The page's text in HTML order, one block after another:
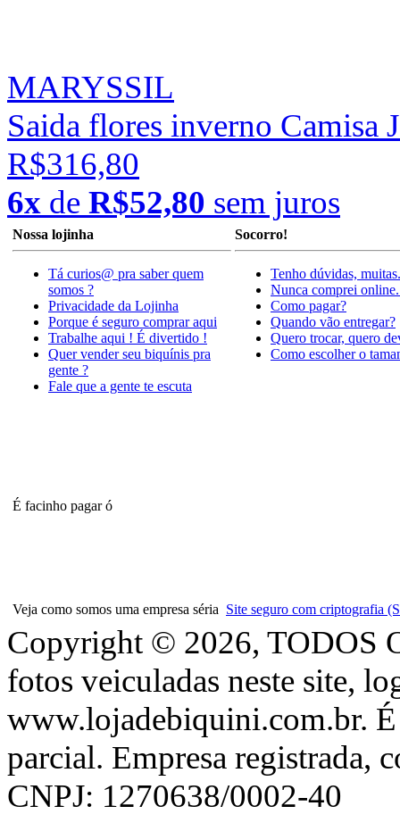
MARYSSIL
Saida flores inverno Camisa
R$316,80
6x de R$52,80 sem juros
Nossa lojinha
Tá curios@ pra saber quem
somos ?
Privacidade da Lojinha
Porque é seguro comprar aqui
Trabalhe aqui ! É divertido !
Quer vender seu biquínis pra
gente ?
Fale que a gente te escuta
Socorro!
Tenho dúvidas, muitas.
Nunca comprei online.
Como pagar?
Quando vão entregar?
Quero trocar, quero
Como escolher o
É facinho pagar ó
Veja como somos uma empresa séria Site seguro com criptografia
Copyright © 2026, TODOS
fotos veiculadas neste site,
www.lojadebiquini.com.br. É
parcial. Empresa registrada,
CNPJ: 1270638/0002-40